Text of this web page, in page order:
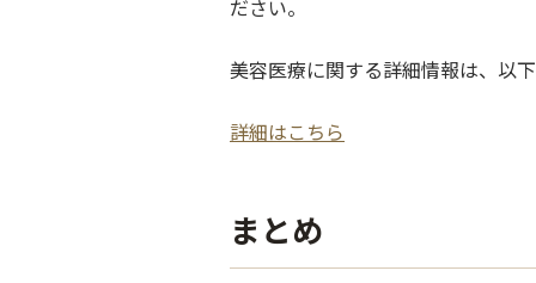
ださい。
美容医療に関する詳細情報は、以
詳細はこちら
まとめ